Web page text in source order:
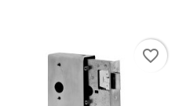
favorite_border